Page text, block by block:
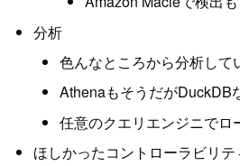
分析
色んなところから分析して
AthenaもそうだがDuckDB
任意のクエリエンジニでロ
ほしかったコントローラビリ